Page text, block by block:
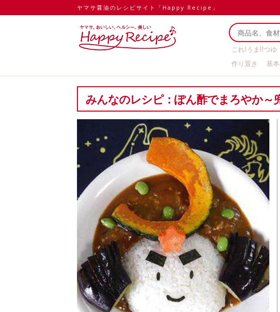
ヤマサ醤油のレシピサイト「Happy Recipe」
これ!うま!!つゆ
作り置き
基
みんなのレシピ：ぽん酢でまろやか～